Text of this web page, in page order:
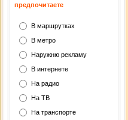
предпочитаете
В маршрутках
В метро
Наружню рекламу
В интернете
На радио
На ТВ
На транспорте